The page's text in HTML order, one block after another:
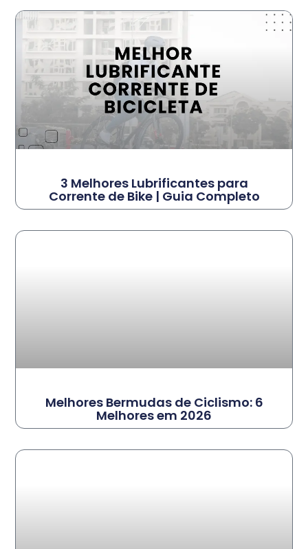
3 Melhores Lubrificantes para
Corrente de Bike | Guia Completo
Melhores Bermudas de Ciclismo: 6
Melhores em 2026